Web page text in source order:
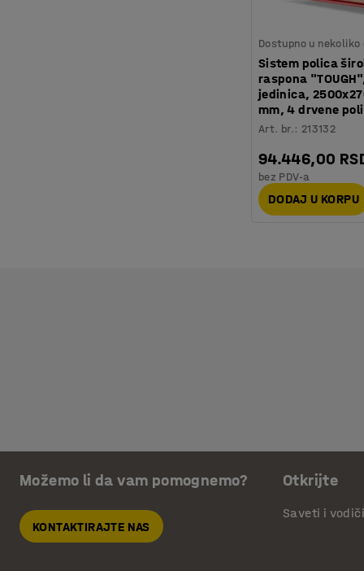
Dostupno u nekoliko
Sistem polica
raspona
jedinica,
mm, 4 drvene
Art. br.: 213132
94.446,00
bez PDV-a
DODAJ U KORPU
Možemo li da vam pomognemo?
KONTAKTIRAJTE NAS
Otkrijte
Saveti i